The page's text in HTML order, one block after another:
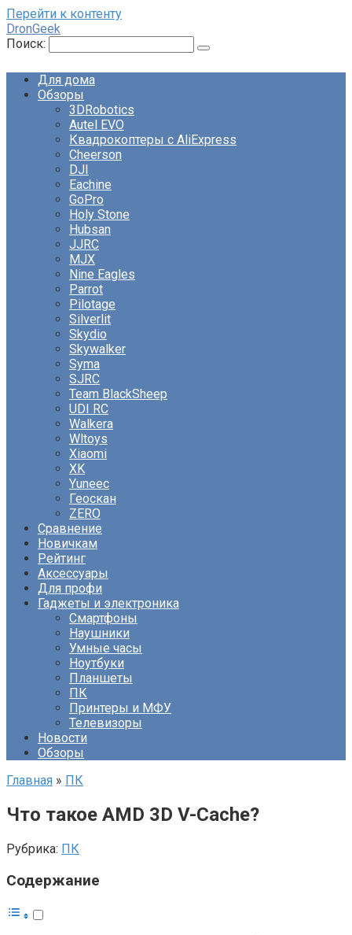
Перейти к контенту
DronGeek
Поиск:
Для дома
Обзоры
3DRobotics
Autel EVO
Квадрокоптеры с AliExpress
Cheerson
DJI
Eachine
GoPro
Holy Stone
Hubsan
JJRC
MJX
Nine Eagles
Parrot
Pilotage
Silverlit
Skydio
Skywalker
Syma
SJRC
Team BlackSheep
UDI RC
Walkera
Wltoys
Xiaomi
XK
Yuneec
Геоскан
ZERO
Сравнение
Новичкам
Рейтинг
Аксессуары
Для профи
Гаджеты и электроника
Смартфоны
Наушники
Умные часы
Ноутбуки
Планшеты
ПК
Принтеры и МФУ
Телевизоры
Новости
Обзоры
Главная » ПК
Что такое AMD 3D V-Cache?
Рубрика: ПК
Содержание